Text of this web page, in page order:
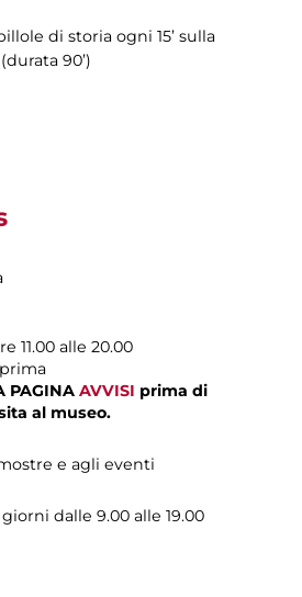
di storia ogni 15’ sulla
90’)
11.00 alle 20.00
PAGINA AVVISI prima di
al museo.
e agli eventi
dalle 9.00 alle 19.00